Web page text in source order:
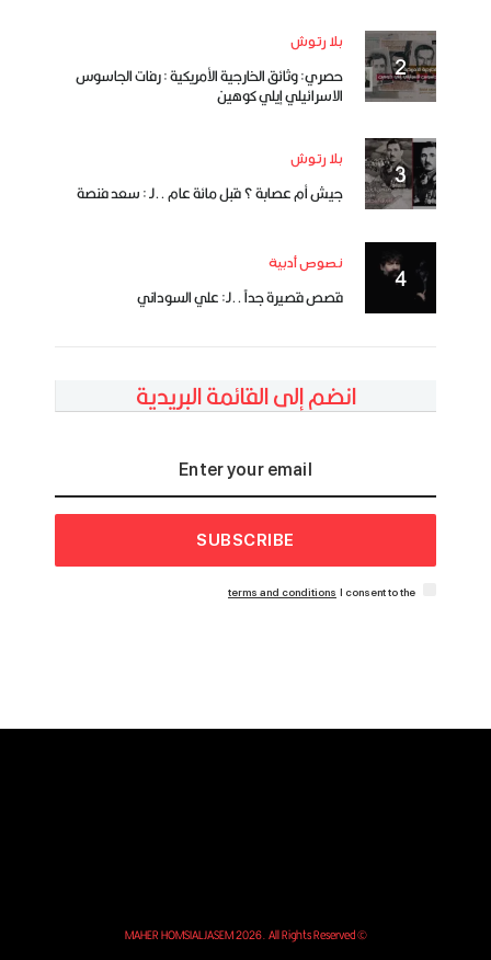
بلا رتوش
حصري: وثائق الخارجية الأمريكية : رفات الجاسوس
الاسرائيلي إيلي كوهين
بلا رتوش
جيش أم عصابة ؟ قبل مائة عام ..لـ : سعد فنصة
نصوص أدبية
قصص قصيرة جداً ..لـ: علي السوداني
انضم إلى القائمة البريدية
SUBSCRIBE
I consent to the
terms and conditions
© MAHER HOMSIALJASEM 2026. All Rights Reserved